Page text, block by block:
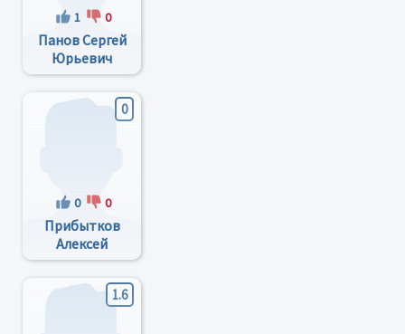
1 0
Панов Сергей
Юрьевич
0
0 0
Прибытков
Алексей
Викторович
1.6